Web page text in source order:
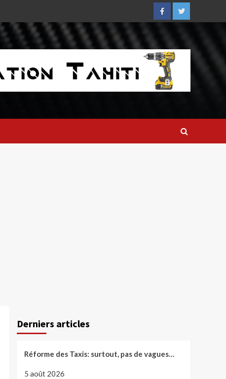
FacebookTwitter
Derniers articles
Réforme des Taxis: surtout, pas de vagues…
5 août 2026